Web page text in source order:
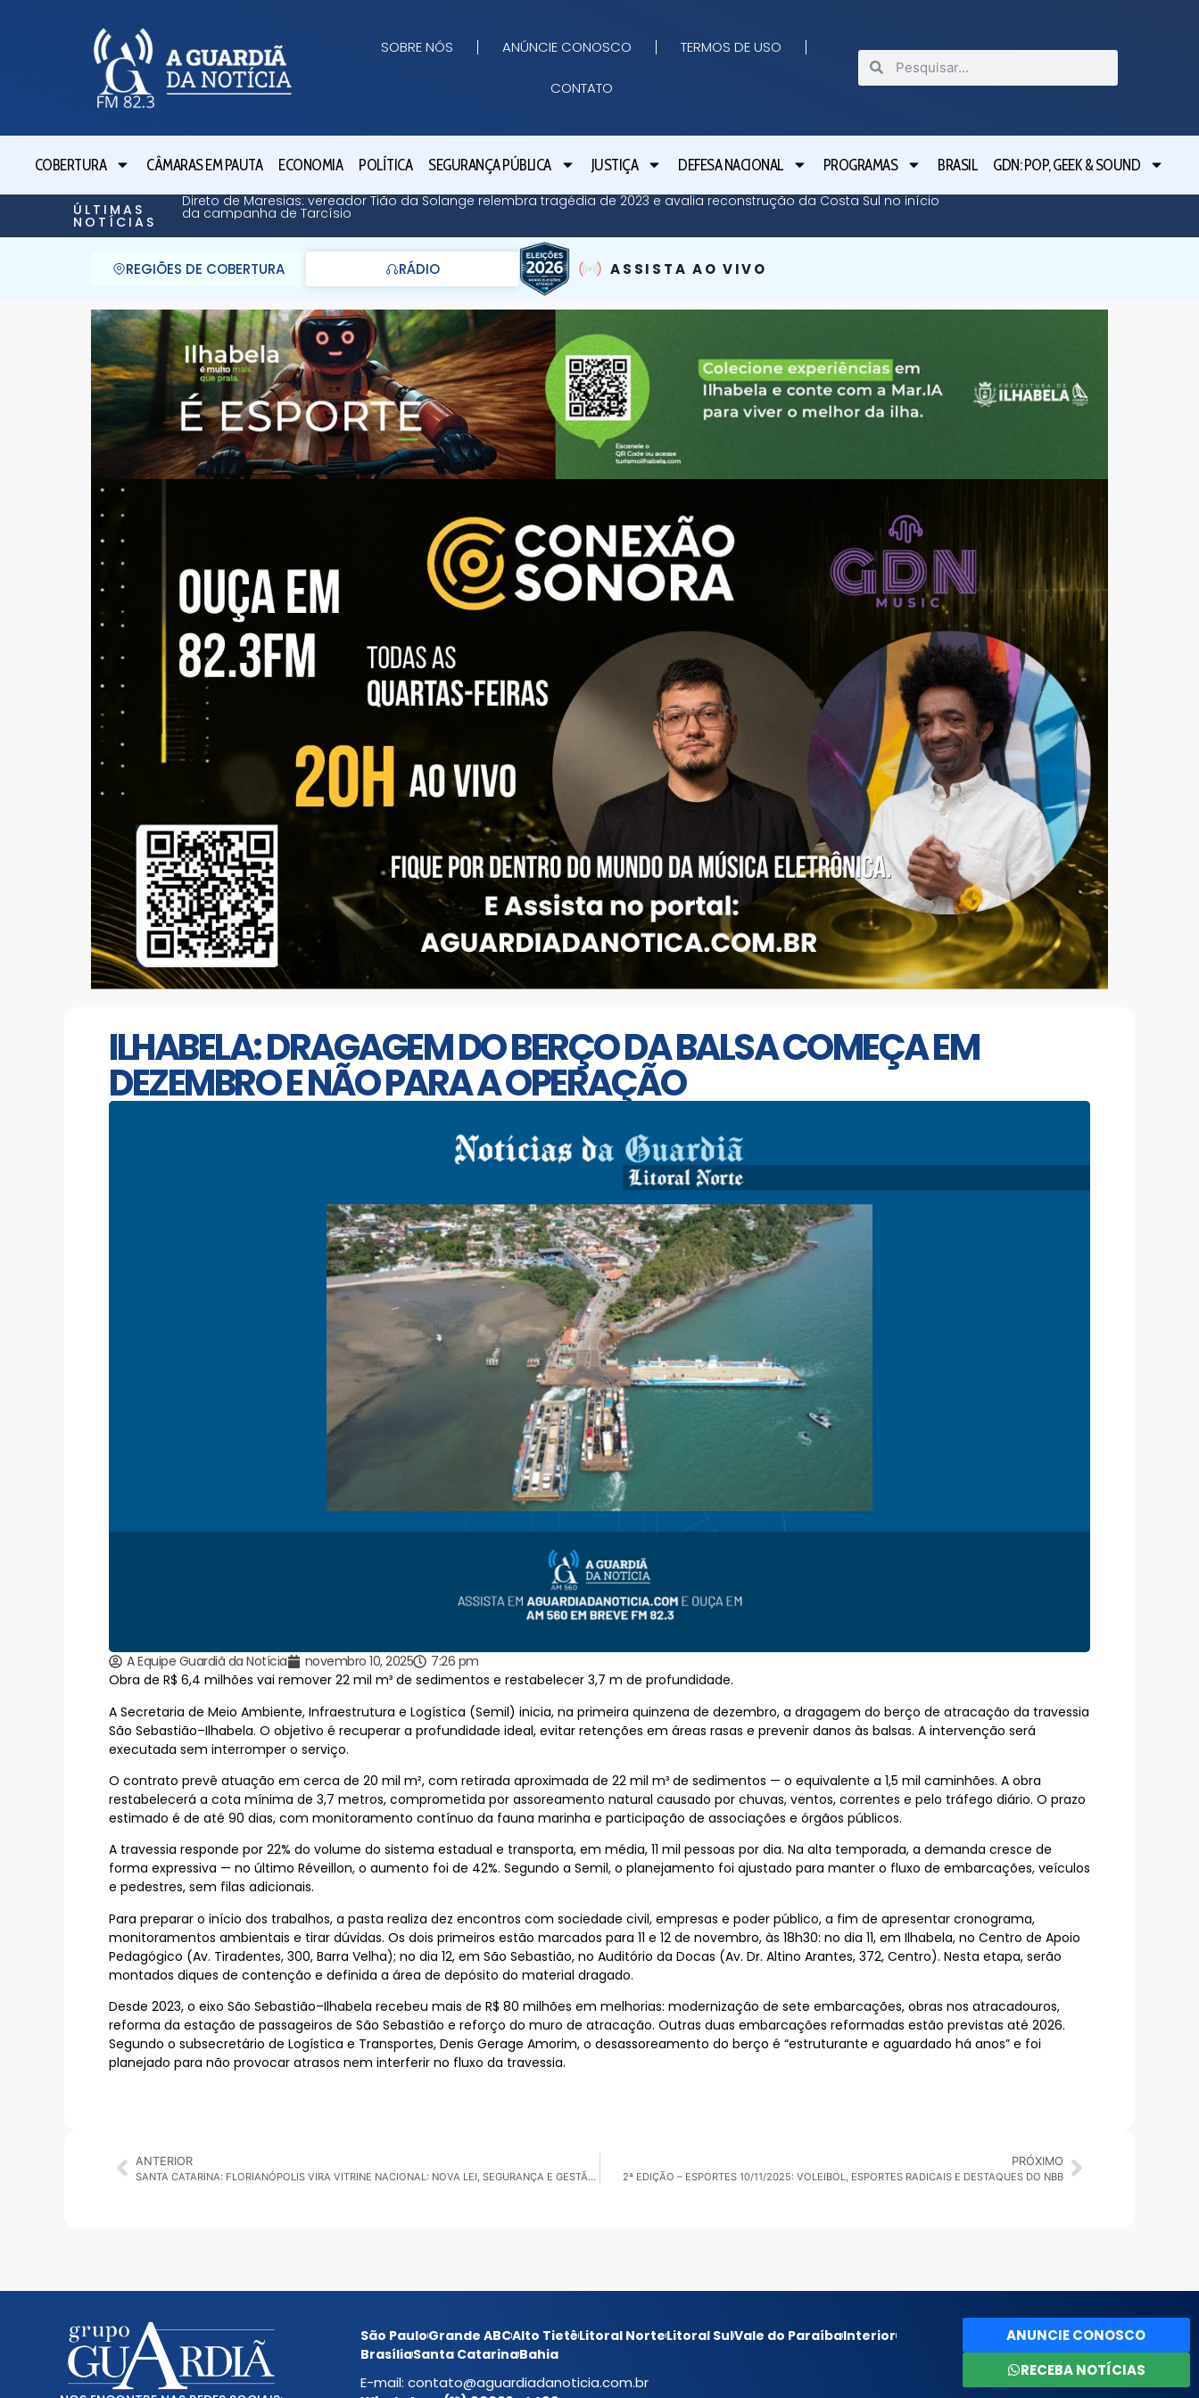
SOBRE NÓS ANÚNCIE CONOSCO TERMOS DE USO
CONTATO
COBERTURA CÂMARAS EM PAUTA ECONOMIA POLÍTICA SEGURANÇA PÚBLICA JUSTIÇA DEFESA NACIONAL PROGRAMAS BRASIL GDN: POP, GEEK & SOUND
ÚLTIMAS
NOTÍCIAS
Direto de Maresias: vereador Tião da Solange relembra tragédia de 2023 e avalia reconstrução da Costa Sul no início
da campanha de Tarcísio
REGIÕES DE COBERTURA RÁDIO ASSISTA AO VIVO
ILHABELA: DRAGAGEM DO BERÇO DA BALSA COMEÇA EM
DEZEMBRO E NÃO PARA A OPERAÇÃO
A Equipe Guardiã da Notícia novembro 10, 2025
7:26 pm
Obra de R$ 6,4 milhões vai remover 22 mil m³ de sedimentos e restabelecer 3,7 m de profundidade.
A Secretaria de Meio Ambiente, Infraestrutura e Logística (Semil) inicia, na primeira quinzena de dezembro, a dragagem do berço de atracação da travessia
São Sebastião–Ilhabela. O objetivo é recuperar a profundidade ideal, evitar retenções em áreas rasas e prevenir danos às balsas. A intervenção será
executada sem interromper o serviço.
O contrato prevê atuação em cerca de 20 mil m², com retirada aproximada de 22 mil m³ de sedimentos — o equivalente a 1,5 mil caminhões. A obra
restabelecerá a cota mínima de 3,7 metros, comprometida por assoreamento natural causado por chuvas, ventos, correntes e pelo tráfego diário. O prazo
estimado é de até 90 dias, com monitoramento contínuo da fauna marinha e participação de associações e órgãos públicos.
A travessia responde por 22% do volume do sistema estadual e transporta, em média, 11 mil pessoas por dia. Na alta temporada, a demanda cresce de
forma expressiva — no último Réveillon, o aumento foi de 42%. Segundo a Semil, o planejamento foi ajustado para manter o fluxo de embarcações, veículos
e pedestres, sem filas adicionais.
Para preparar o início dos trabalhos, a pasta realiza dez encontros com sociedade civil, empresas e poder público, a fim de apresentar cronograma,
monitoramentos ambientais e tirar dúvidas. Os dois primeiros estão marcados para 11 e 12 de novembro, às 18h30: no dia 11, em Ilhabela, no Centro de Apoio
Pedagógico (Av. Tiradentes, 300, Barra Velha); no dia 12, em São Sebastião, no Auditório da Docas (Av. Dr. Altino Arantes, 372, Centro). Nesta etapa, serão
montados diques de contenção e definida a área de depósito do material dragado.
Desde 2023, o eixo São Sebastião–Ilhabela recebeu mais de R$ 80 milhões em melhorias: modernização de sete embarcações, obras nos atracadouros,
reforma da estação de passageiros de São Sebastião e reforço do muro de atracação. Outras duas embarcações reformadas estão previstas até 2026.
Segundo o subsecretário de Logística e Transportes, Denis Gerage Amorim, o desassoreamento do berço é “estruturante e aguardado há anos” e foi
planejado para não provocar atrasos nem interferir no fluxo da travessia.
ANTERIOR
SANTA CATARINA: FLORIANÓPOLIS VIRA VITRINE NACIONAL: NOVA LEI, SEGURANÇA E GESTÃO DE IMPACTO NAS PRAIAS
PRÓXIMO
2ª EDIÇÃO – ESPORTES 10/11/2025: VOLEIBOL, ESPORTES RADICAIS E DESTAQUES DO NBB
São PauloGrande ABCAlto TietêLitoral NorteLitoral SulVale do ParaíbaInterior
BrasíliaSanta CatarinaBahia
E-mail: contato@aguardiadanoticia.com.br
ANUNCIE CONOSCO
RECEBA NOTÍCIAS